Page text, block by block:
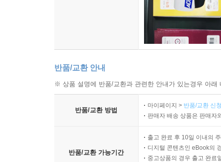
반품/교환 안내
※ 상품 설명에 반품/교환과 관련한 안내가 있는경우 아
반품/교환 방법
마이페이지 > 반품/교환 신
판매자 배송 상품은 판매자
반품/교환 가능기간
출고 완료 후 10일 이내의
디지털 콘텐츠인 eBook의
중고상품의 경우 출고 완료